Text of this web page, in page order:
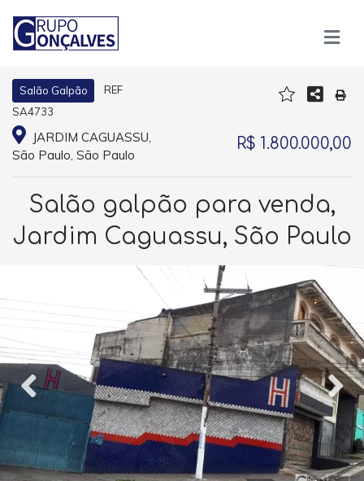
Salão Galpão
REF
SA4733
JARDIM CAGUASSU,
São Paulo, São Paulo
R$ 1.800.000,00
Salão galpão para venda,
Jardim Caguassu, São Paulo